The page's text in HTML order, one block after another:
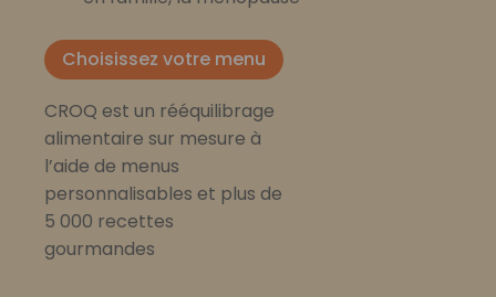
Choisissez votre menu
CROQ est un rééquilibrage
alimentaire sur mesure à
l’aide de menus
personnalisables et plus de
5 000 recettes
gourmandes